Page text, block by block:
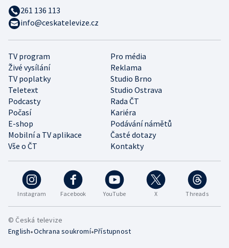
Instagram Facebook YouTube X Threads
TV program
Pro média
Živé vysílání
Reklama
TV poplatky
Studio Brno
Teletext
Studio Ostrava
Podcasty
Rada ČT
Počasí
Kariéra
E-shop
Podávání námětů
Mobilní a TV aplikace
Časté dotazy
Vše o ČT
Kontakty
261 136 113
info@ceskatelevize.cz
© Česká televize
English•Ochrana soukromí•Přístupnost